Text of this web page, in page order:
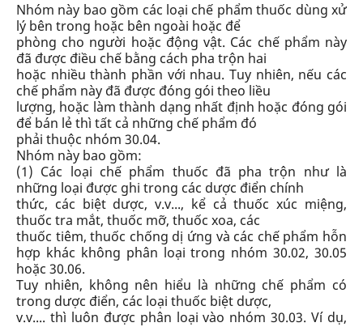
Nhóm này bao gồm các loại chế phẩm thuốc dùng xử
lý bên trong hoặc bên ngoài hoặc để
phòng cho người hoặc động vật. Các chế phẩm này
đã được điều chế bằng cách pha trộn hai
hoặc nhiều thành phần với nhau. Tuy nhiên, nếu các
chế phẩm này đã được đóng gói theo liều
lượng, hoặc làm thành dạng nhất định hoặc đóng gói
để bán lẻ thì tất cả những chế phẩm đó
phải thuộc nhóm 30.04.
Nhóm này bao gồm:
(1) Các loại chế phẩm thuốc đã pha trộn như là
những loại được ghi trong các dược điển chính
thức, các biệt dược, v.v..., kể cả thuốc xúc miệng,
thuốc tra mắt, thuốc mỡ, thuốc xoa, các
thuốc tiêm, thuốc chống dị ứng và các chế phẩm hỗn
hợp khác không phân loạitrong nhóm 30.02, 30.05
hoặc 30.06.
Tuy nhiên, không nên hiểu là những chế phẩm có
trong dược điển, các loại thuốc biệt dược,
v.v.... thì luôn được phân loại vào nhóm 30.03. Ví dụ,